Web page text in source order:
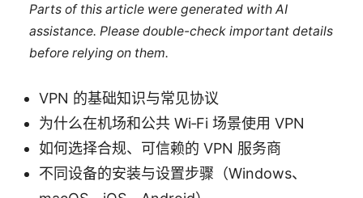
Parts of this article were generated with AI
assistance. Please double-check important details
before relying on them.
VPN 的基础知识与常见协议
为什么在机场和公共 Wi‑Fi 场景使用 VPN
如何选择合规、可信赖的 VPN 服务商
不同设备的安装与设置步骤（Windows、